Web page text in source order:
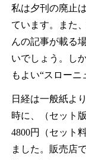
私は夕刊の廃止
ています。また
んの記事が載る
いでしょう。し
もよい“スローニ
日経は一般紙よ
時に、（セット
4800円（セット
ました。販売店